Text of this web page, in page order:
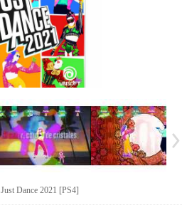
Just Dance 2021 [PS4]